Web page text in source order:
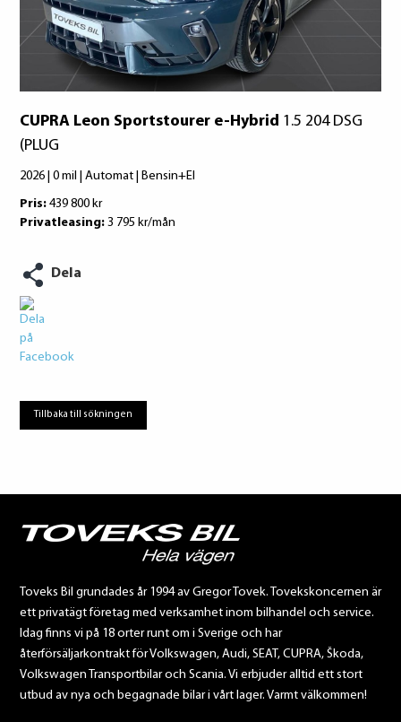
Konsumentuppgifter finns på
konsumentverket.se
CUPRA Leon Sportstourer e-Hybrid 1.5 204 DSG
(PLUG
2026 | 0 mil | Automat | Bensin+El
Pris: 439 800 kr
Privatleasing: 3 795 kr/mån
Dela
Tillbaka till sökningen
Toveks Bil grundades år 1994 av Gregor Tovek. Tovekskoncernen är
ett privatägt företag med verksamhet inom bilhandel och service.
Idag finns vi på 18 orter runt om i Sverige och har
återförsäljarkontrakt för Volkswagen, Audi, SEAT, CUPRA, Škoda,
Volkswagen Transportbilar och Scania. Vi erbjuder alltid ett stort
utbud av nya och begagnade bilar i vårt lager. Varmt välkommen!